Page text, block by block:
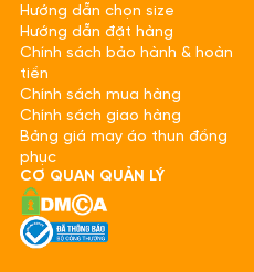
Hướng dẫn chọn size
Hướng dẫn đặt hàng
Chính sách bảo hành & hoàn
tiền
Chính sách mua hàng
Chính sách giao hàng
Bảng giá may áo thun đồng
phục
CƠ QUAN QUẢN LÝ